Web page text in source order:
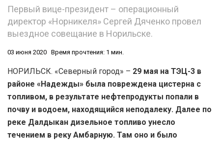
Первый вице-президент – операционный
директор «Норникеля» Сергей Дяченко провел
выездное совещание в Норильске.
03 июня 2020 Время прочтения: 1 мин.
НОРИЛЬСК. «Северный город» – 29 мая на ТЭЦ-3 в
районе «Надежды» была повреждена цистерна с
топливом, в результате нефтепродукты попали в
почву и водоем, находящийся неподалеку. Далее по
реке Далдыкан дизельное топливо унесло
течением в реку Амбарную. Там оно и было